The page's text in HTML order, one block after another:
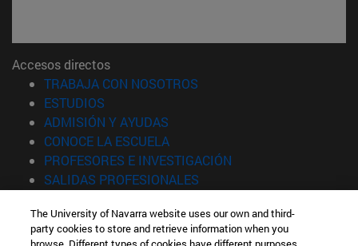
Accesos directos
TRABAJA CON NOSOTROS
ESTUDIOS
ADMISIÓN Y AYUDAS
CONOCE LA ESCUELA(abre en nueva ventana)
PROFESORES E INVESTIGACIÓN
SALIDAS PROFESIONALES
Información
The University of Navarra website uses our own and third-
party cookies to store and retrieve information when you